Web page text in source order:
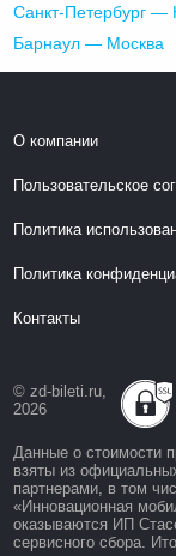
Санкт-Петербург —
Барнаул — Москва
О компании
Пользовательское
Политика
Политика
Контакты
© zd-bileti.ru,
2026
Данные о стоимости
взяты из
партнерами, в том
«Инновационная
оказываются ИП
сервисного сбора.